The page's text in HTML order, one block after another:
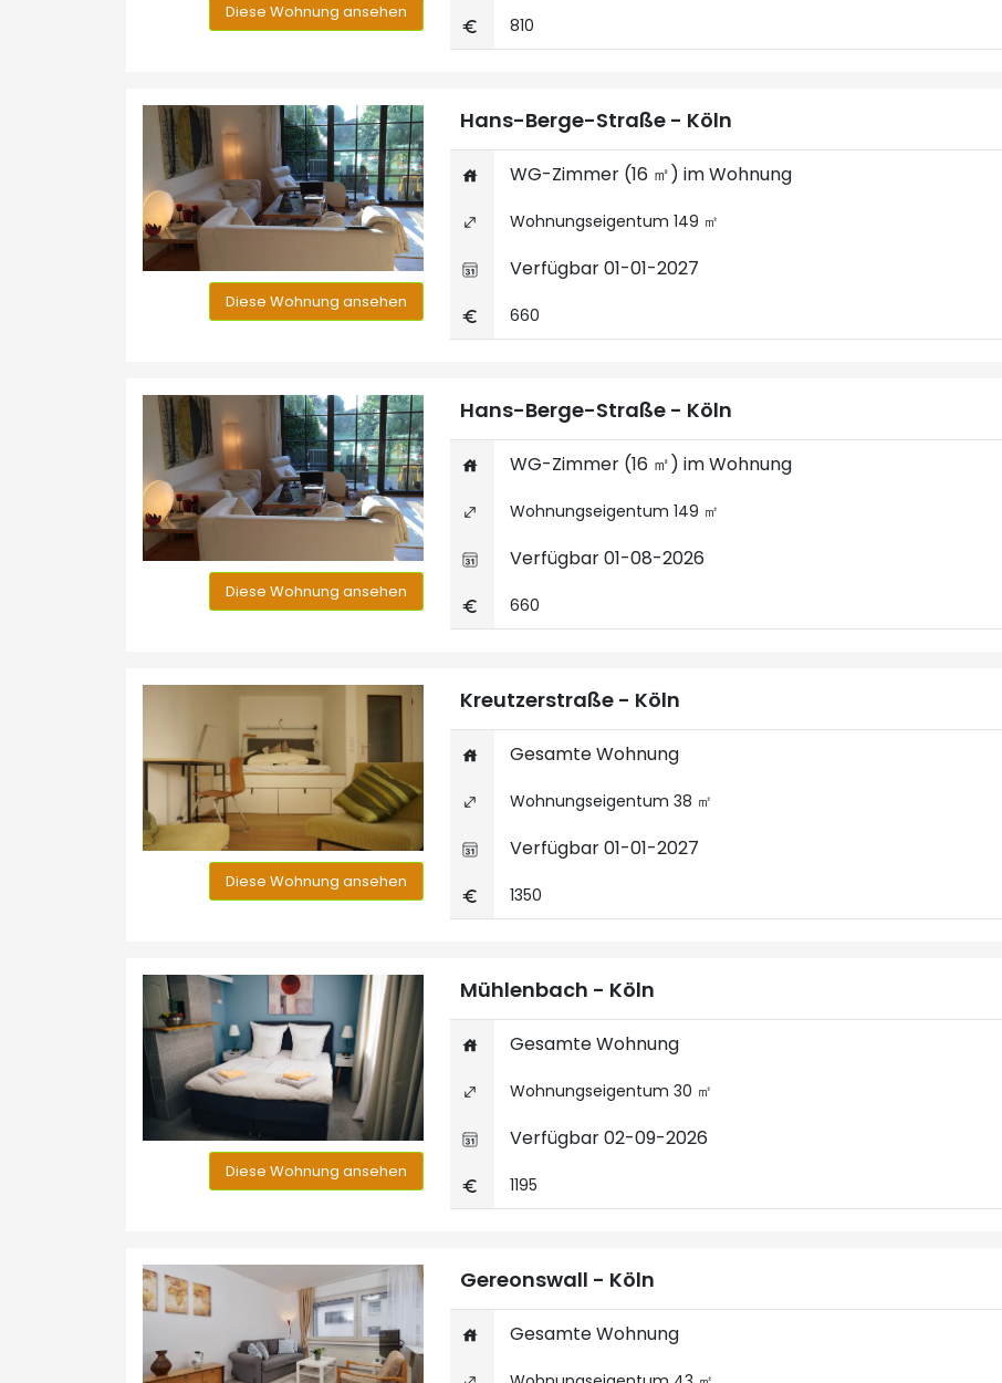
Diese Wohnung ansehen
810
Diese Wohnung ansehen
Hans-Berge-Straße - Köln
WG-Zimmer (16 ㎡) im Wohnung
Wohnungseigentum 149 ㎡
Verfügbar 01-01-2027
660
Diese Wohnung ansehen
Hans-Berge-Straße - Köln
WG-Zimmer (16 ㎡) im Wohnung
Wohnungseigentum 149 ㎡
Verfügbar 01-08-2026
660
Diese Wohnung ansehen
Kreutzerstraße - Köln
Gesamte Wohnung
Wohnungseigentum 38 ㎡
Verfügbar 01-01-2027
1350
Diese Wohnung ansehen
Mühlenbach - Köln
Gesamte Wohnung
Wohnungseigentum 30 ㎡
Verfügbar 02-09-2026
1195
Gereonswall - Köln
Gesamte Wohnung